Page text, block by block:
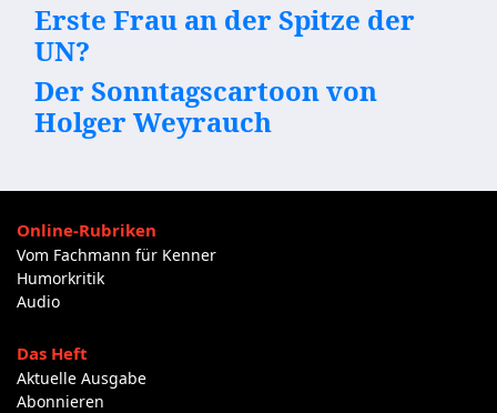
Erste Frau an der Spitze der
UN?
Der Sonntagscartoon von
Holger Weyrauch
Online-Rubriken
Vom Fachmann für Kenner
Humorkritik
Audio
Das Heft
Aktuelle Ausgabe
Abonnieren